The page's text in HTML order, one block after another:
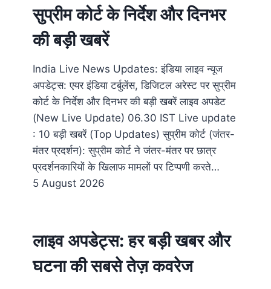
सुप्रीम कोर्ट के निर्देश और दिनभर
की बड़ी खबरें
India Live News Updates: इंडिया लाइव न्यूज
अपडेट्स: एयर इंडिया टर्बुलेंस, डिजिटल अरेस्ट पर सुप्रीम
कोर्ट के निर्देश और दिनभर की बड़ी खबरें लाइव अपडेट
(New Live Update) 06.30​ IST Live update
: 10 बड़ी खबरें (Top Updates) सुप्रीम कोर्ट (जंतर-
मंतर प्रदर्शन): सुप्रीम कोर्ट ने जंतर-मंतर पर छात्र
प्रदर्शनकारियों के खिलाफ मामलों पर टिप्पणी करते…
5 August 2026
लाइव अपडेट्स: हर बड़ी खबर और
घटना की सबसे तेज़ कवरेज